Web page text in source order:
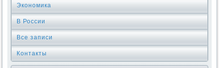
Экономика
В России
Все записи
Контакты